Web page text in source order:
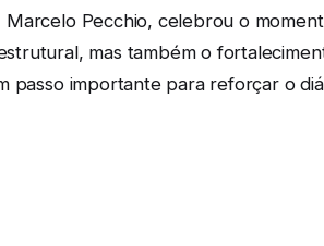
Pecchio, celebrou o
mas também o
passo importante para reforçar o